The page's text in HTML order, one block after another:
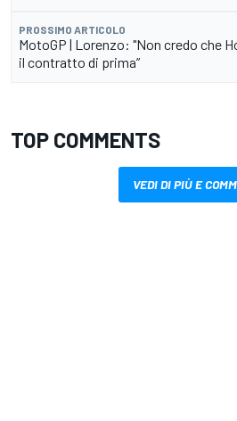
PROSSIMO ARTICOLO
MotoGP | Lorenzo: "Non credo che
il contratto di prima”
TOP COMMENTS
VEDI DI PIÙ E